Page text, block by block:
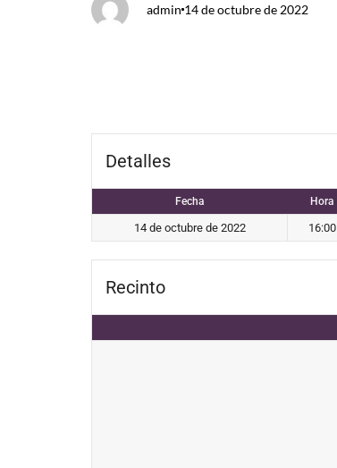
admin 14 de octubre de 2022
Detalles
Fecha Hora
14 de octubre de 2022 16:00
Recinto